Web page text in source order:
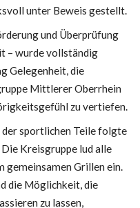
unter Beweis gestellt.
und Überprüfung
– wurde vollständig
Gelegenheit, die
Mittlerer Oberrhein
zu vertiefen.
der sportlichen Teile folgte
Kreisgruppe lud alle
gemeinsamen Grillen ein.
die Möglichkeit, die
zu lassen,